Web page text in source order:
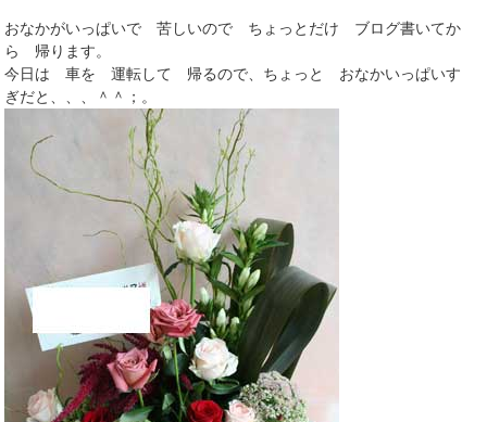
おなかがいっぱいで 苦しいので ちょっとだけ ブログ書いてか
ら 帰ります。
今日は 車を 運転して 帰るので、ちょっと おなかいっぱいす
ぎだと、、、＾＾；。